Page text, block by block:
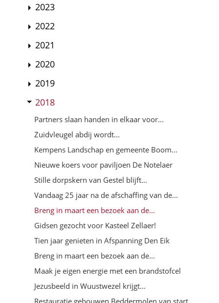
2023
2022
2021
2020
2019
2018
Partners slaan handen in elkaar voor...
Zuidvleugel abdij wordt...
Kempens Landschap en gemeente Boom...
Nieuwe koers voor paviljoen De Notelaer
Stille dorpskern van Gestel blijft...
Vandaag 25 jaar na de afschaffing van de...
Breng in maart een bezoek aan de...
Gidsen gezocht voor Kasteel Zellaer!
Tien jaar genieten in Afspanning Den Eik
Breng in maart een bezoek aan de...
Maak je eigen energie met een brandstofcel
Jezusbeeld in Wuustwezel krijgt...
Restauratie gebouwen Beddermolen van start